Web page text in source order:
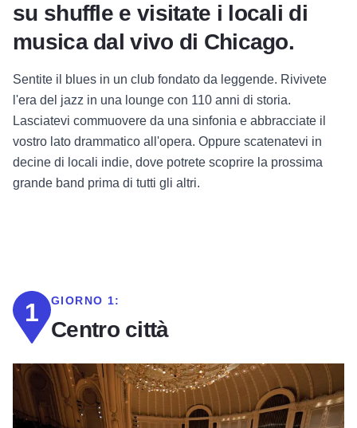
su shuffle e visitate i locali di
musica dal vivo di Chicago.
Sentite il blues in un club fondato da leggende. Rivivete
l'era del jazz in una lounge con 110 anni di storia.
Lasciatevi commuovere da una sinfonia e abbracciate il
vostro lato drammatico all'opera. Oppure scatenatevi in
decine di locali indie, dove potrete scoprire la prossima
grande band prima di tutti gli altri.
1 GIORNO 1:
Centro città